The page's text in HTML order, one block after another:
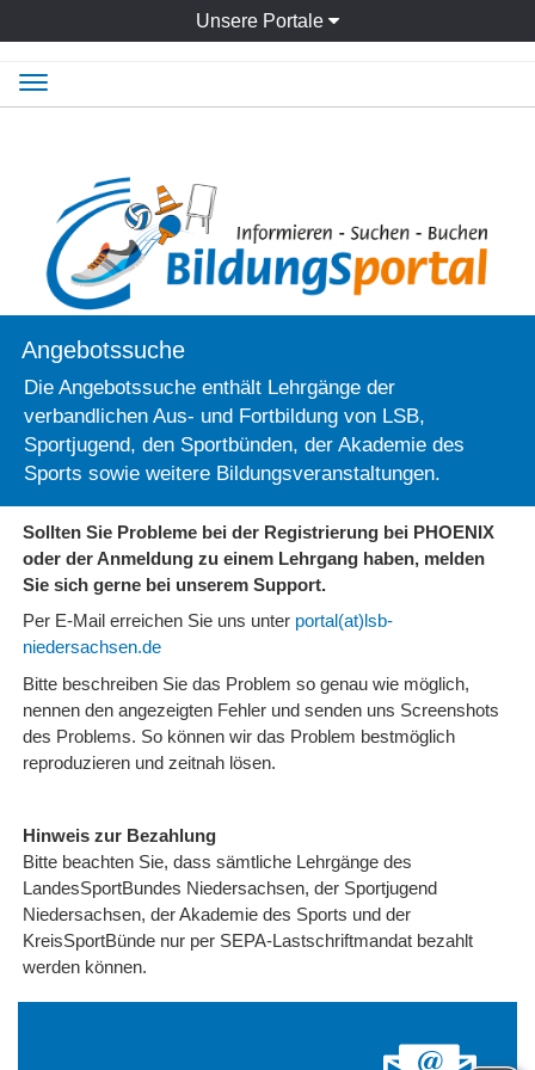
Unsere Portale
Angebotssuche
Die Angebotssuche enthält Lehrgänge der
verbandlichen Aus- und Fortbildung von LSB,
Sportjugend, den Sportbünden, der Akademie des
Sports sowie weitere Bildungsveranstaltungen.
Sollten Sie Probleme bei der Registrierung bei PHOENIX
oder der Anmeldung zu einem Lehrgang haben, melden
Sie sich gerne bei unserem Support.
Per E-Mail erreichen Sie uns unter portal(at)lsb-
niedersachsen.de
Bitte beschreiben Sie das Problem so genau wie möglich,
nennen den angezeigten Fehler und senden uns Screenshots
des Problems. So können wir das Problem bestmöglich
reproduzieren und zeitnah lösen.
Hinweis zur Bezahlung
Bitte beachten Sie, dass sämtliche Lehrgänge des
LandesSportBundes Niedersachsen, der Sportjugend
Niedersachsen, der Akademie des Sports und der
KreisSportBünde nur per SEPA-Lastschriftmandat bezahlt
werden können.
Navigation
ein-/ausblenden